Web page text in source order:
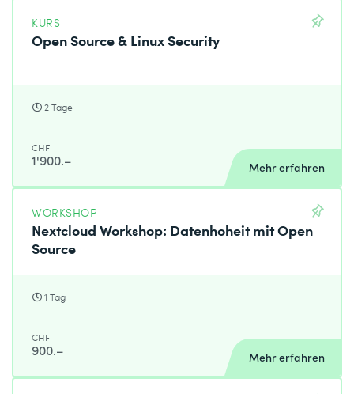
KURS
Open Source & Linux Security
2 Tage
CHF
1'900.– Mehr erfahren
WORKSHOP
Nextcloud Workshop: Datenhoheit mit Open
Source
1 Tag
CHF
900.– Mehr erfahren